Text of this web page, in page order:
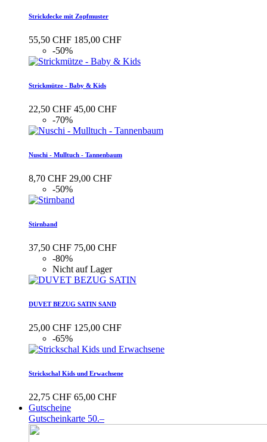
Strickdecke mit Zopfmuster
55,50 CHF 185,00 CHF
-50%
Strickmütze - Baby & Kids
22,50 CHF 45,00 CHF
-70%
Nuschi - Mulltuch - Tannenbaum
8,70 CHF 29,00 CHF
-50%
Stirnband
37,50 CHF 75,00 CHF
-80%
Nicht auf Lager
DUVET BEZUG SATIN SAND
25,00 CHF 125,00 CHF
-65%
Strickschal Kids und Erwachsene
22,75 CHF 65,00 CHF
Gutscheine
Gutscheinkarte 50.–